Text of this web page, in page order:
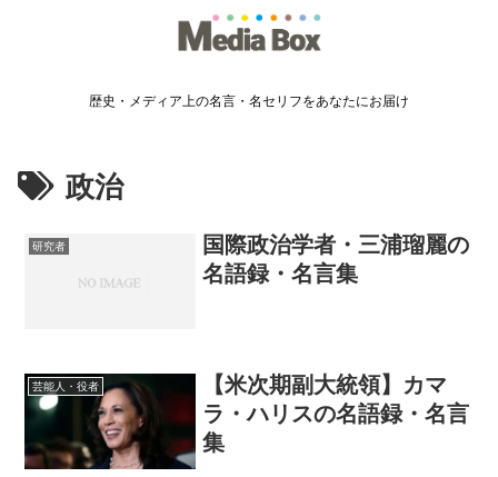
歴史・メディア上の名言・名セリフをあなたにお届け
政治
研究者
国際政治学者・三浦瑠麗の
名語録・名言集
芸能人・役者
【米次期副大統領】カマ
ラ・ハリスの名語録・名言
集